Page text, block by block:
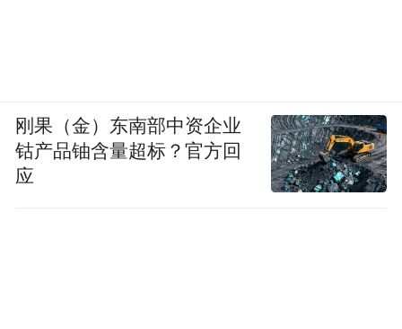
刚果（金）东南部中资企业
钴产品铀含量超标？官方回
应